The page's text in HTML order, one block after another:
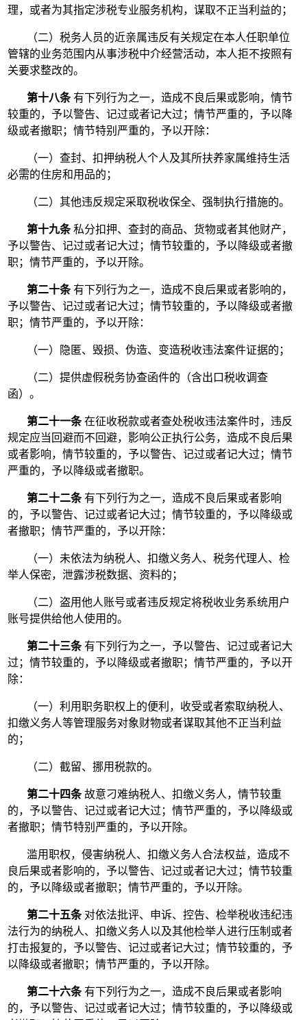
理，或者为其指定涉税专业服务机构，谋取不正当利益的；
（二）税务人员的近亲属违反有关规定在本人任职单位
管辖的业务范围内从事涉税中介经营活动，本人拒不按照有
关要求整改的。
第十八条有下列行为之一，造成不良后果或影响，情节
较重的，予以警告、记过或者记大过；情节严重的，予以降
级或者撤职；情节特别严重的，予以开除：
（一）查封、扣押纳税人个人及其所扶养家属维持生活
必需的住房和用品的；
（二）其他违反规定采取税收保全、强制执行措施的。
第十九条私分扣押、查封的商品、货物或者其他财产，
予以警告、记过或者记大过；情节较重的，予以降级或者撤
职；情节严重的，予以开除。
第二十条有下列行为之一，造成不良后果或者影响的，
予以警告、记过或者记大过；情节较重的，予以降级或者撤
职；情节严重的，予以开除：
（一）隐匿、毁损、伪造、变造税收违法案件证据的；
（二）提供虚假税务协查函件的（含出口税收调查
函）。
第二十一条在征收税款或者查处税收违法案件时，违反
规定应当回避而不回避，影响公正执行公务，造成不良后果
或者影响，情节较重的，予以警告、记过或者记大过；情节
严重的，予以降级或者撤职。
第二十二条有下列行为之一，造成不良后果或者影响
的，予以警告、记过或者记大过；情节较重的，予以降级或
者撤职；情节严重的，予以开除：
（一）未依法为纳税人、扣缴义务人、税务代理人、检
举人保密，泄露涉税数据、资料的；
（二）盗用他人账号或者违反规定将税收业务系统用户
账号提供给他人使用的。
第二十三条有下列行为之一，予以警告、记过或者记大
过；情节较重的，予以降级或者撤职；情节严重的，予以开
除：
（一）利用职务职权上的便利，收受或者索取纳税人、
扣缴义务人等管理服务对象财物或者谋取其他不正当利益
的；
（二）截留、挪用税款的。
第二十四条故意刁难纳税人、扣缴义务人，情节较重
的，予以警告、记过或者记大过；情节严重的，予以降级或
者撤职；情节特别严重的，予以开除。
滥用职权，侵害纳税人、扣缴义务人合法权益，造成不
良后果或者影响的，予以警告、记过或者记大过；情节较重
的，予以降级或者撤职；情节严重的，予以开除。
第二十五条对依法批评、申诉、控告、检举税收违纪违
法行为的纳税人、扣缴义务人以及其他检举人进行压制或者
打击报复的，予以警告、记过或者记大过；情节较重的，予
以降级或者撤职；情节严重的，予以开除。
第二十六条有下列行为之一，造成不良后果或者影响
的，予以警告、记过或者记大过；情节较重的，予以降级或